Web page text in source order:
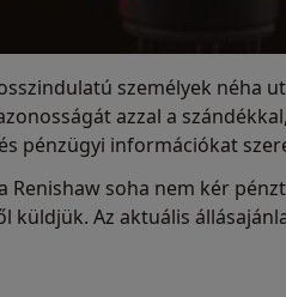
személyek néha
azzal a
pénzügyi információkat
Renishaw soha nem kér
küldjük. Az aktuális